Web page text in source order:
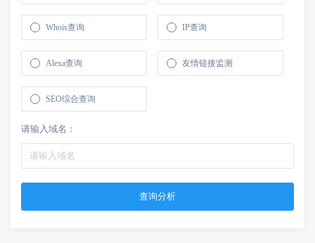
Whois查询 IP查询
Alexa查询 友情链接监测
SEO综合查询
请输入域名：